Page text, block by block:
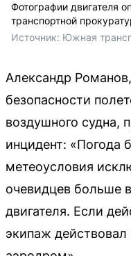
Фотографии двигателя
транспортной
Источник: Южная
Александр
безопасности
воздушного судна,
инцидент: «Погода
метеоусловия
очевидцев больше
двигателя. Если
экипаж